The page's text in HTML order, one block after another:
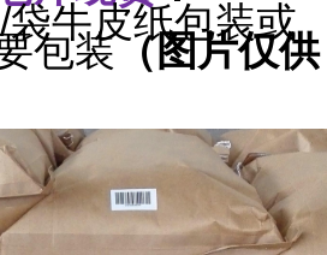
袋牛皮纸包装或
包装（图片仅供